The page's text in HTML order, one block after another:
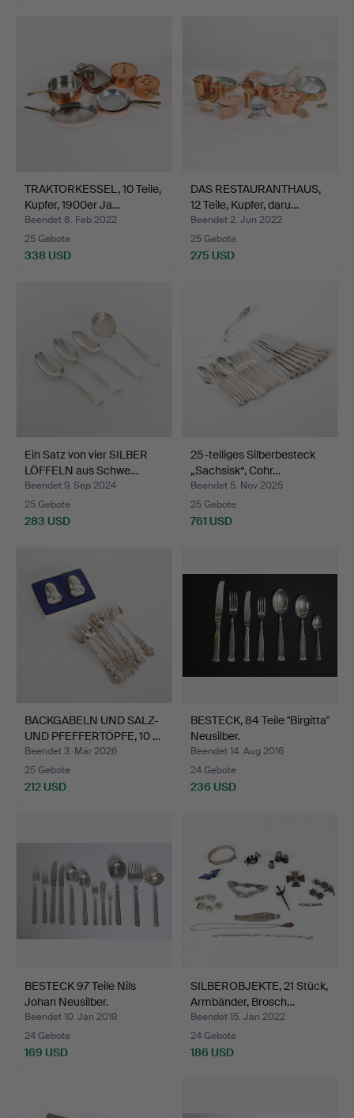
TRAKTORKESSEL, 10 Teile,
Kupfer, 1900er Ja…
Beendet 8. Feb 2022
25 Gebote
338 USD
DAS RESTAURANTHAUS,
12 Teile, Kupfer, daru…
Beendet 2. Jun 2022
25 Gebote
275 USD
Ein Satz von vier SILBER
LÖFFELN aus Schwe…
Beendet 9. Sep 2024
25 Gebote
283 USD
25-teiliges Silberbesteck
„Sachsisk“, Cohr…
Beendet 5. Nov 2025
25 Gebote
761 USD
BACKGABELN UND SALZ-
UND PFEFFERTÖPFE, 10 …
Beendet 3. Mär 2026
25 Gebote
212 USD
BESTECK, 84 Teile "Birgitta"
Neusilber.
Beendet 14. Aug 2016
24 Gebote
236 USD
BESTECK 97 Teile Nils
Johan Neusilber.
Beendet 10. Jan 2019
24 Gebote
169 USD
SILBEROBJEKTE, 21 Stück,
Armbänder, Brosch…
Beendet 15. Jan 2022
24 Gebote
186 USD